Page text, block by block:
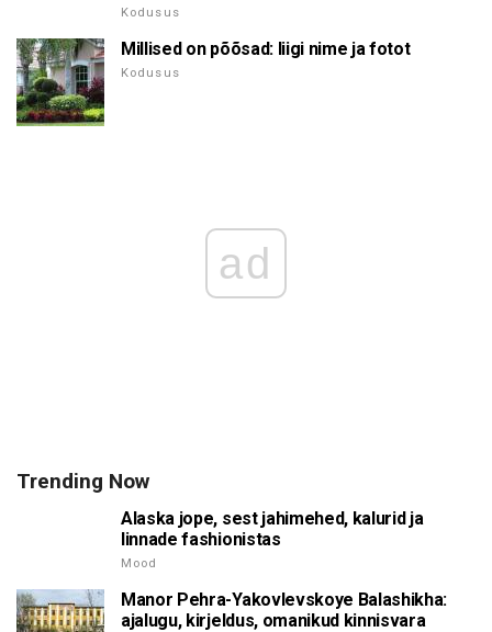
Kodusus
Millised on põõsad: liigi nime ja fotot
Kodusus
ad
Trending Now
Alaska jope, sest jahimehed, kalurid ja
linnade fashionistas
Mood
Manor Pehra-Yakovlevskoye Balashikha:
ajalugu, kirjeldus, omanikud kinnisvara